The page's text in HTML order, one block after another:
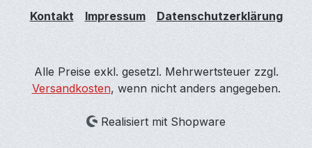
Kontakt Impressum Datenschutzerklärung
Alle Preise exkl. gesetzl. Mehrwertsteuer zzgl.
Versandkosten, wenn nicht anders angegeben.
Realisiert mit Shopware